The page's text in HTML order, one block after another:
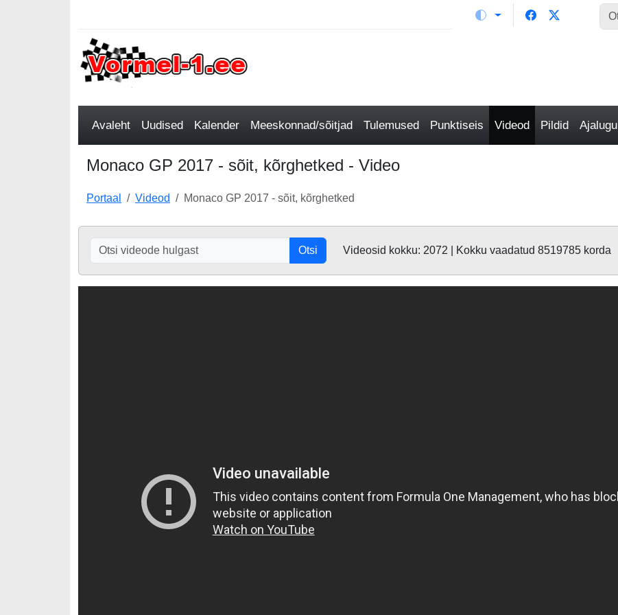
Avaleht Uudised Kalender Meeskonnad/sõitjad Tulemused Punktiseis Videod Pildid Ajalugu
Monaco GP 2017 - sõit, kõrghetked - Video
Portaal Videod Monaco GP 2017 - sõit, kõrghetked
Otsi Videosid kokku: 2072 | Kokku vaadatud 8519785 korda